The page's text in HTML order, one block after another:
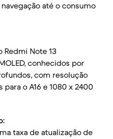
até o consumo
Redmi Note 13
conhecidos por
com resolução
para o A16 e 1080 x 2400
taxa de atualização de